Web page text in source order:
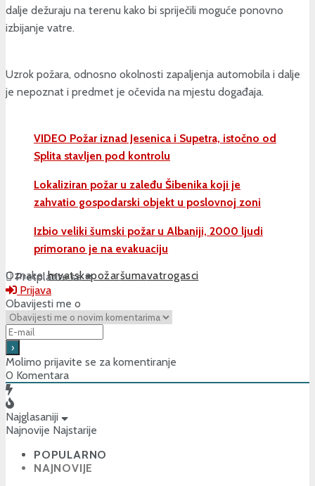
dalje dežuraju na terenu kako bi spriječili moguće ponovno
izbijanje vatre.
Uzrok požara, odnosno okolnosti zapaljenja automobila i dalje
je nepoznat i predmet je očevida na mjestu događaja.
VIDEO Požar iznad Jesenica i Supetra, istočno od
Splita stavljen pod kontrolu
Lokaliziran požar u zaleđu Šibenika koji je
zahvatio gospodarski objekt u poslovnoj zoni
Izbio veliki šumski požar u Albaniji, 2000 ljudi
primorano je na evakuaciju
Oznake: hrvatskapožaršumavatrogasci
Pretplatite se
Prijava
Obavijesti me o
Molimo prijavite se za komentiranje
0 Komentara
Najglasaniji
Najnovije Najstarije
POPULARNO
NAJNOVIJE